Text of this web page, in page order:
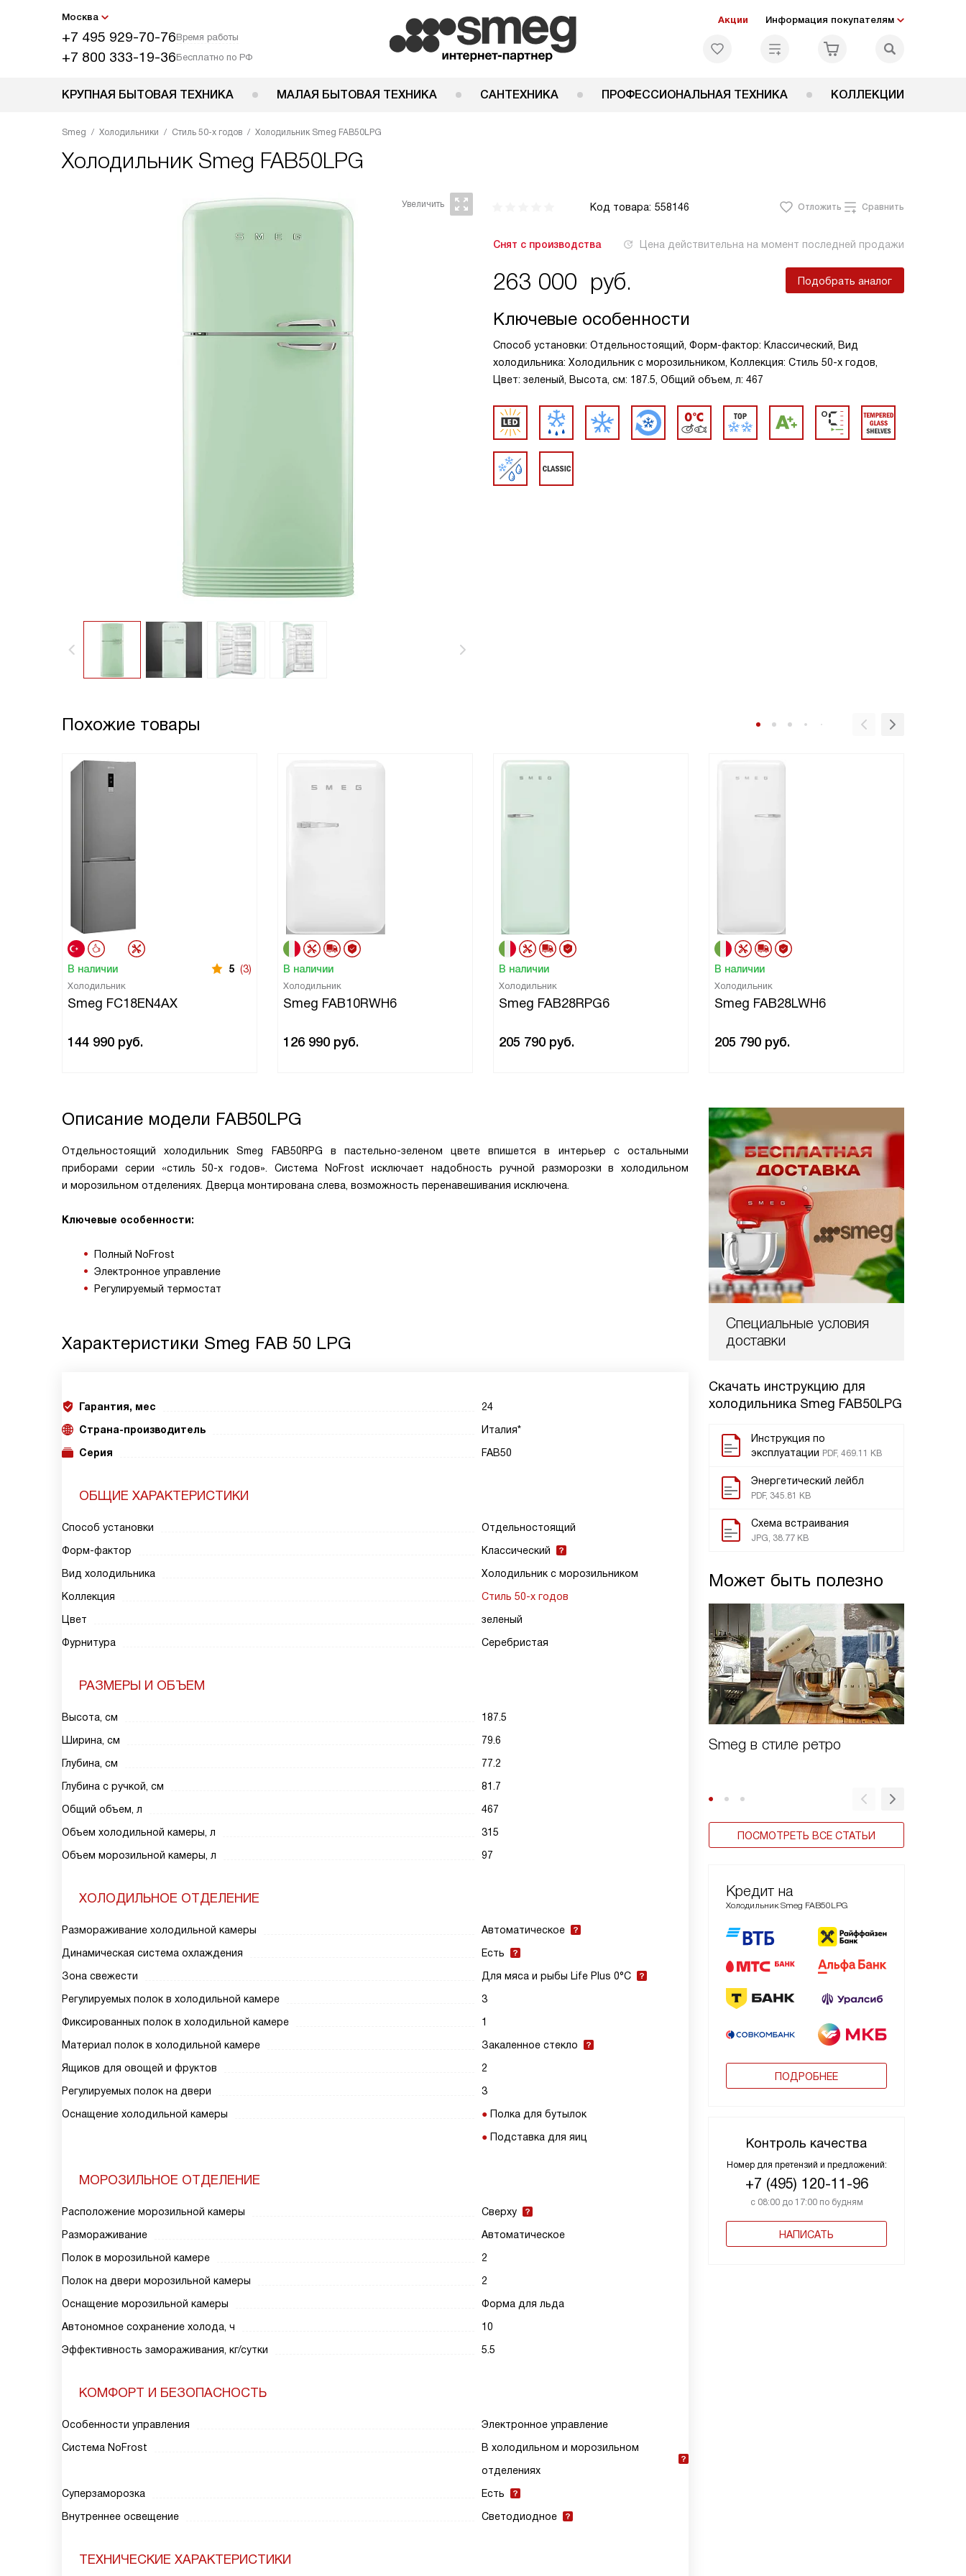
Москва
+7 495 929-70-76Время работы
+7 800 333-19-36Бесплатно по РФ
Акции Информация покупателям
КРУПНАЯ БЫТОВАЯ ТЕХНИКА МАЛАЯ БЫТОВАЯ ТЕХНИКА САНТЕХНИКА ПРОФЕССИОНАЛЬНАЯ ТЕХНИКА КОЛЛЕКЦИИ
Smeg Холодильники Стиль 50-х годов Холодильник Smeg FAB50LPG
Холодильник Smeg FAB50LPG
Код товара: 558146 Отложить Сравнить
Снят с производства Цена действительна на момент последней продажи
263 000 руб. Подобрать аналог
Ключевые особенности
Способ установки: Отдельностоящий, Форм-фактор: Классический, Вид
холодильника: Холодильник с морозильником, Коллекция: Стиль 50-х годов,
Цвет: зеленый, Высота, см: 187.5, Общий объем, л: 467
Похожие товары
В наличии 5 (3)
Холодильник
Smeg FC18EN4AX
144 990 руб.
В наличии
Холодильник
Smeg FAB10RWH6
126 990 руб.
В наличии
Холодильник
Smeg FAB28RPG6
205 790 руб.
В наличии
Холодильник
Smeg FAB28LWH6
205 790 руб.
Специальные условия
доставки
Скачать инструкцию для
холодильника Smeg FAB50LPG
Инструкция по
эксплуатации PDF, 469.11 KB
Энергетический лейбл
PDF, 345.81 KB
Схема встраивания
JPG, 38.77 KB
Может быть полезно
Smeg в стиле ретро
ПОСМОТРЕТЬ ВСЕ СТАТЬИ
Кредит на
Холодильник Smeg FAB50LPG
ПОДРОБНЕЕ
Контроль качества
Номер для претензий и предложений:
+7 (495) 120-11-96
с 08:00 до 17:00 по будням
НАПИСАТЬ
Описание модели FAB50LPG
Отдельностоящий холодильник Smeg FAB50RPG в пастельно-зеленом цвете впишется в интерьер с остальными
приборами серии «стиль 50-х годов». Система NoFrost исключает надобность ручной разморозки в холодильном
и морозильном отделениях. Дверца монтирована слева, возможность перенавешивания исключена.
Ключевые особенности:
Полный NoFrost
Электронное управление
Регулируемый термостат
Характеристики Smeg FAB 50 LPG
Гарантия, мес
24
Страна-производитель
Италия*
Серия
FAB50
ОБЩИЕ ХАРАКТЕРИСТИКИ
Способ установки
Отдельностоящий
Форм-фактор
Классический
Вид холодильника
Холодильник с морозильником
Коллекция
Стиль 50-х годов
Цвет
зеленый
Фурнитура
Серебристая
РАЗМЕРЫ И ОБЪЕМ
Высота, см
187.5
Ширина, см
79.6
Глубина, см
77.2
Глубина с ручкой, см
81.7
Общий объем, л
467
Объем холодильной камеры, л
315
Объем морозильной камеры, л
97
ХОЛОДИЛЬНОЕ ОТДЕЛЕНИЕ
Размораживание холодильной камеры
Автоматическое
Динамическая система охлаждения
Есть
Зона свежести
Для мяса и рыбы Life Plus 0°C
Регулируемых полок в холодильной камере
3
Фиксированных полок в холодильной камере
1
Материал полок в холодильной камере
Закаленное стекло
Ящиков для овощей и фруктов
2
Регулируемых полок на двери
3
Оснащение холодильной камеры
Полка для бутылок
Подставка для яиц
МОРОЗИЛЬНОЕ ОТДЕЛЕНИЕ
Расположение морозильной камеры
Сверху
Размораживание
Автоматическое
Полок в морозильной камере
2
Полок на двери морозильной камеры
2
Оснащение морозильной камеры
Форма для льда
Автономное сохранение холода, ч
10
Эффективность замораживания, кг/сутки
5.5
КОМФОРТ И БЕЗОПАСНОСТЬ
Особенности управления
Электронное управление
Система NoFrost
В холодильном и морозильном
отделениях
Суперзаморозка
Есть
Внутреннее освещение
Светодиодное
ТЕХНИЧЕСКИЕ ХАРАКТЕРИСТИКИ